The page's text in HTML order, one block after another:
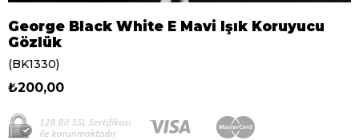
George Black White E Mavi Işık Koruyucu
Gözlük
(BK1330)
₺200,00